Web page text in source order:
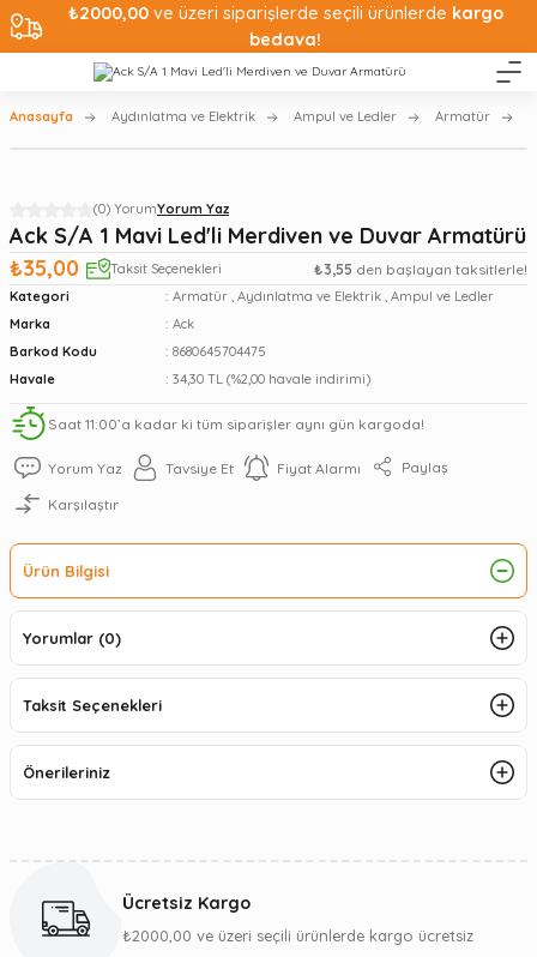
₺2000,00ve üzeri siparişlerde seçili ürünlerde kargo
bedava!
Anasayfa Aydınlatma ve Elektrik Ampul ve Ledler Armatür
(0) YorumYorum Yaz
Ack S/A 1 Mavi Led'li Merdiven ve Duvar Armatürü
₺35,00
Taksit Seçenekleri ₺3,55 den başlayan taksitlerle!
Kategori Armatür , Aydınlatma ve Elektrik , Ampul ve Ledler
Marka
Ack
Barkod Kodu
8680645704475
Havale
34,30 TL (%2,00 havale indirimi)
Saat 11:00’a kadar ki tüm siparişler aynı gün kargoda!
Yorum Yaz Tavsiye Et Fiyat Alarmı Paylaş
Karşılaştır
Ürün Bilgisi
Yorumlar (0)
Taksit Seçenekleri
Önerileriniz
Ücretsiz Kargo
₺2000,00 ve üzeri seçili ürünlerde kargo ücretsiz